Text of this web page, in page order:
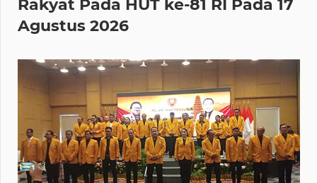
Rakyat Pada HUT ke-81 RI Pada 17
Agustus 2026